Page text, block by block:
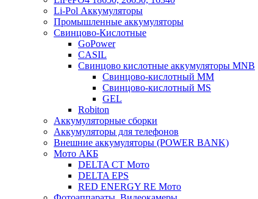
Li-Pol Аккумуляторы
Промышленные аккумуляторы
Свинцово-Кислотные
GoPower
CASIL
Свинцово кислотные аккумуляторы MNB
Cвинцово-кислотный MM
Cвинцово-кислотный MS
GEL
Robiton
Аккумуляторные сборки
Аккумуляторы для телефонов
Внешние аккумуляторы (POWER BANK)
Мото АКБ
DELTA CT Мото
DELTA EPS
RED ENERGY RE Мото